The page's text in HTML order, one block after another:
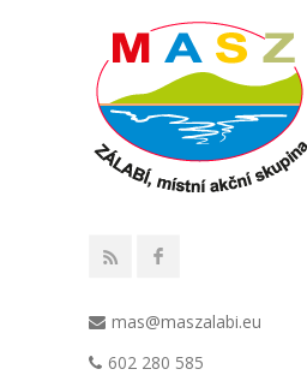
mas@maszalabi.eu
602 280 585